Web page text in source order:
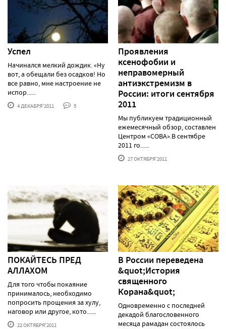
Успел
Начинался мелкий дождик. «Ну
вот, а обещали без осадков! Но
все равно, мне настроение не
испор......
4 ДЕКАБРЯ'2011 5
Проявления
ксенофобии и
неправомерный
антиэкстремизм в
России: итоги сентября
2011
Мы публикуем традиционный
ежемесячный обзор, составлен
Центром «СОВА».В сентябре
2011 го......
27 ОКТЯБРЯ'2011
ПОКАЙТЕСЬ ПРЕД
АЛЛАХОМ
Для того чтобы покаяние
принималось, необходимо
попросить прощения за хулу,
наговор или другое, кото......
22 ОКТЯБРЯ'2011
В России переведена
&quot;История
священного
Корана&quot;
Одновременно с последней
декадой благословенного
месяца рамадан состоялось